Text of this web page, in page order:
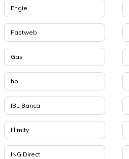
Engie
Fastweb
Gas
ho.
IBL Banca
Illimity
ING Direct